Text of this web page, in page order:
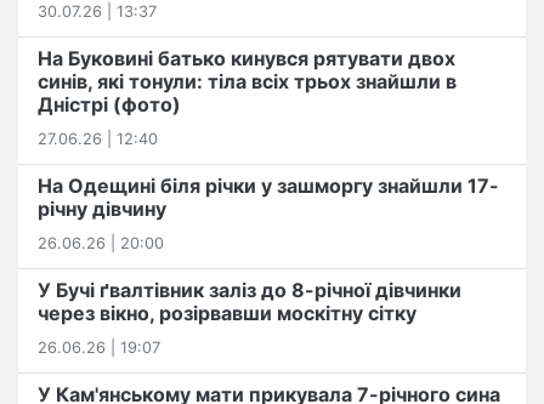
30.07.26 | 13:37
На Буковині батько кинувся рятувати двох
синів, які тонули: тіла всіх трьох знайшли в
Дністрі (фото)
27.06.26 | 12:40
На Одещині біля річки у зашморгу знайшли 17-
річну дівчину
26.06.26 | 20:00
У Бучі ґвалтівник заліз до 8-річної дівчинки
через вікно, розірвавши москітну сітку
26.06.26 | 19:07
У Кам'янському мати прикувала 7-річного сина